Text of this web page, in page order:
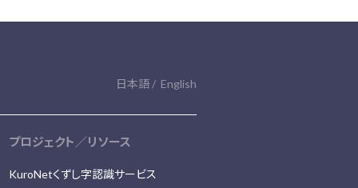
日本語 English
プロジェクト／リソース
KuroNetくずし字認識サービス